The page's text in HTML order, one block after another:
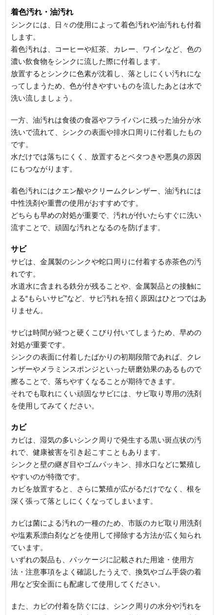
着色汚れ・油汚れ
シンクには、日々の使用によって着色汚れや油汚れも付着
します。
着色汚れは、コーヒーや紅茶、カレー、ワインなど、色の
濃い飲食物をシンクに流した際に付着します。
放置するとシンクに色素が沈着し、落としにくい汚れにな
ってしまうため、色が付きやすいものを流したあとは水で
洗い流しましょう。
一方、油汚れは食後の食器やフライパンに残った油分が水
洗いで流れて、シンクの表面や排水口周りに付着したもの
です。
水だけでは落ちにくく、放置するとベタつきや悪臭の原因
にもつながります。
着色汚れにはクエン酸やクリームクレンザー、油汚れには
中性洗剤や重曹の使用がおすすめです。
どちらも早めの対処が重要で、汚れが付いたらすぐに洗い
流すことで、頑固な汚れとなるのを防げます。
サビ
サビは、金属製のシンクや蛇口周りに付着する赤茶色の汚
れです。
水道水に含まれる鉄分が残ることや、金属製品との接触に
よる“もらいサビ”など、サビ汚れを招く原因はひとつではあ
りません。
サビは時間が経つと硬くこびり付いてしまうため、早めの
対処が重要です。
シンクの表面に付着したばかりの初期段階であれば、クレ
ンザーやメラミンスポンジといった研磨効果のあるもので
擦ることで、落ちやすくなることが期待できます。
それでも取れにくい頑固なサビには、サビ取り専用の洗剤
を使用してみてください。
カビ
カビは、湿気の多いシンク周りで発生する黒い斑点状の汚
れで、健康被害を引き起こすこともあります。
シンクと壁の継ぎ目やゴムパッキン、排水口などに繁殖し
やすいのが特徴です。
カビを放置すると、さらに繁殖が広がるだけでなく、根を
深く張って落としにくくなってしまいます。
カビは菌による汚れの一種のため、市販のカビ取り用洗剤
や塩素系漂白剤などを使用して掃除する方法が広く知られ
ています。
いずれの製品も、パッケージに記載された用途・使用方
法・注意事項をよく確認したうえで、換気やゴム手袋の着
用など安全面にも配慮して使用してください。
また、カビの付着を防ぐには、シンク周りの水分や汚れを